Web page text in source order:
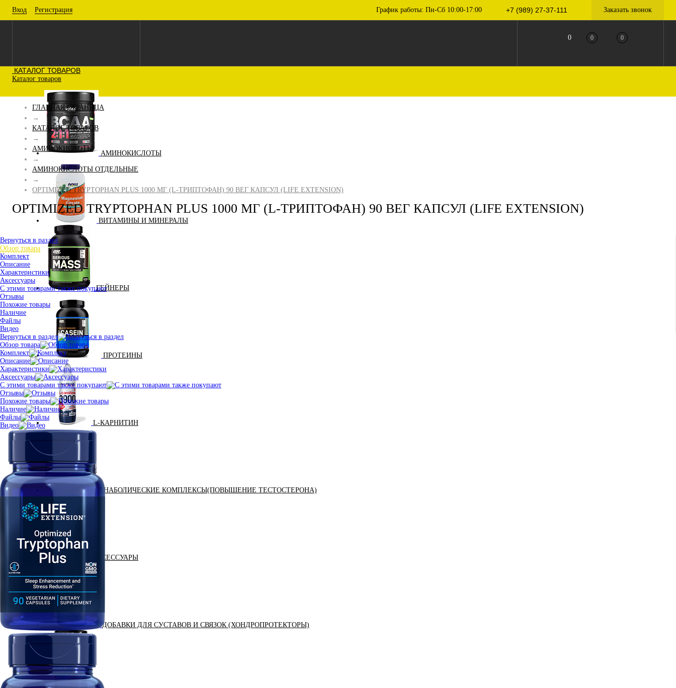
Вход Регистрация График работы: Пн-Сб 10:00-17:00 +7 (989) 27-37-111 Заказать звонок
0 0 0
КАТАЛОГ ТОВАРОВ
Каталог товаров
АМИНОКИСЛОТЫ
ВИТАМИНЫ И МИНЕРАЛЫ
ГЕЙНЕРЫ
ПРОТЕИНЫ
L-КАРНИТИН
АНАБОЛИЧЕСКИЕ КОМПЛЕКСЫ(ПОВЫШЕНИЕ ТЕСТОСТЕРОНА)
АКСЕССУАРЫ
ДОБАВКИ ДЛЯ СУСТАВОВ И СВЯЗОК (ХОНДРОПРОТЕКТОРЫ)
ГЛАВНАЯ СТРАНИЦА
→
КАТАЛОГ ТОВАРОВ
→
АМИНОКИСЛОТЫ
→
АМИНОКИСЛОТЫ ОТДЕЛЬНЫЕ
→
OPTIMIZED TRYPTOPHAN PLUS 1000 МГ (L-ТРИПТОФАН) 90 ВЕГ КАПСУЛ (LIFE EXTENSION)
OPTIMIZED TRYPTOPHAN PLUS 1000 МГ (L-ТРИПТОФАН) 90 ВЕГ КАПСУЛ (LIFE EXTENSION)
Вернуться в раздел
Обзор товара
Комплект
Описание
Характеристики
Аксессуары
С этими товарами также покупают
Отзывы
Похожие товары
Наличие
Файлы
Видео
Вернуться в раздел
Обзор товара
Комплект
Описание
Характеристики
Аксессуары
С этими товарами также покупают
Отзывы
Похожие товары
Наличие
Файлы
Видео